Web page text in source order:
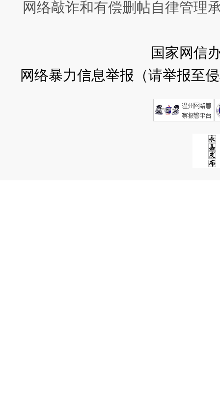
网络敲诈和有偿删帖自律管理
国家网信
网络暴力信息举报（请举报至